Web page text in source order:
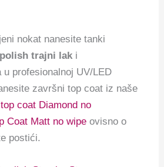
nokat nanesite tanki
trajni lak i
u profesionalnoj UV/LED
završni top coat iz naše
coat Diamond no
Coat Matt no wipe ovisno o
postići.